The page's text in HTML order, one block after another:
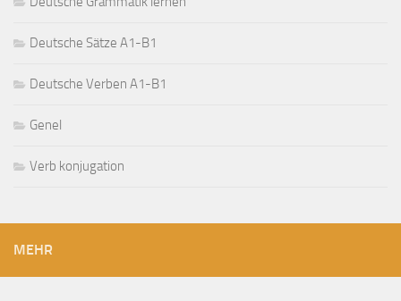
Deutsche Sätze A1-B1
Deutsche Verben A1-B1
Genel
Verb konjugation
MEHR